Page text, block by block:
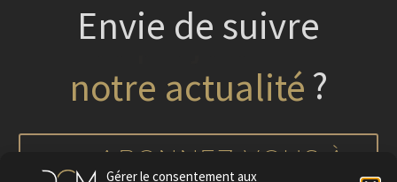
Gérer le consentement aux
Envie de suivre
nos projets?
ABONNEZ-VOUS À